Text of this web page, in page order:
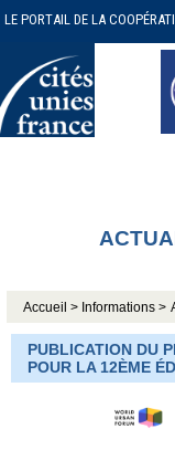
LE PORTAIL DE LA
Accueil > Informations >
PUBLICATION DU
POUR LA 12ÈME